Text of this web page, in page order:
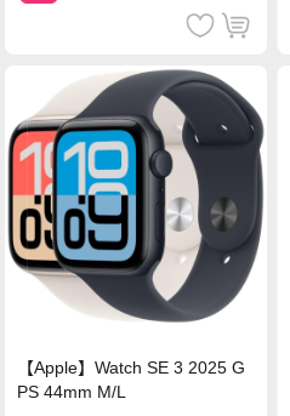
【Apple】Watch SE 3 2025 G
PS 44mm M/L